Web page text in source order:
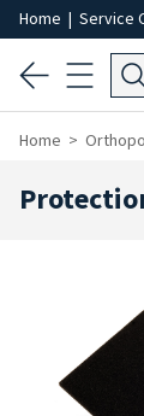
Home | Service
Home